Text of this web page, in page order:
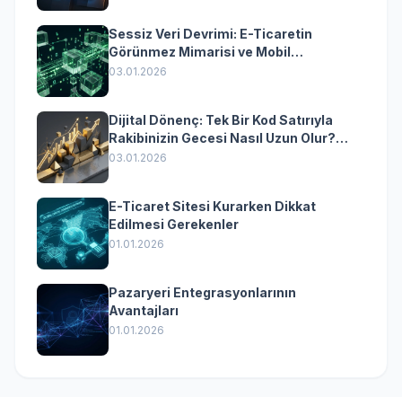
Sessiz Veri Devrimi: E-Ticaretin
Görünmez Mimarisi ve Mobil
Dönüşümün Kurumsal Anahtarı
03.01.2026
Dijital Dönenç: Tek Bir Kod Satırıyla
Rakibinizin Gecesi Nasıl Uzun Olur?
(Kurumsal Yazılımın Güçlü Rolü)
03.01.2026
E-Ticaret Sitesi Kurarken Dikkat
Edilmesi Gerekenler
01.01.2026
Pazaryeri Entegrasyonlarının
Avantajları
01.01.2026